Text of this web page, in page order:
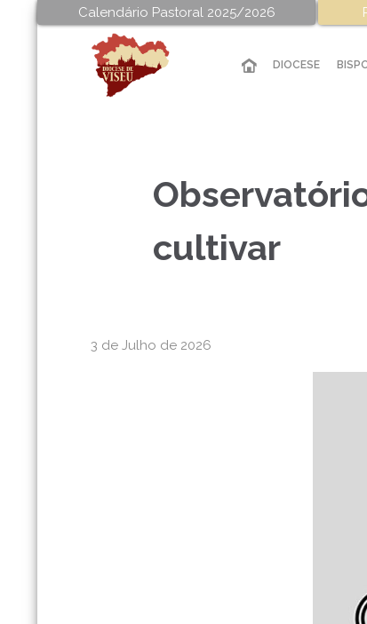
Calendário Pastoral 2025/2026
DIOCESE
cultivar
3 de Julho de 2026